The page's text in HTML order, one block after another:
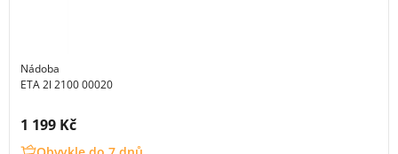
Nádoba
ETA 2l 2100 00020
Cena s DPH:
1 199 Kč